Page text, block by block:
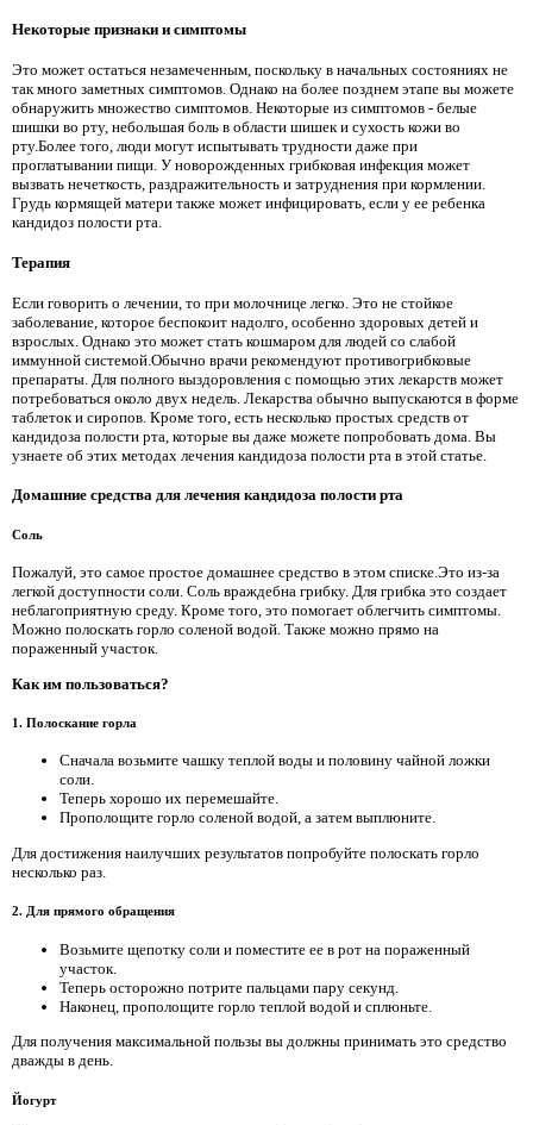
Некоторые признаки и симптомы
Это может остаться незамеченным, поскольку в начальных состояниях не
так много заметных симптомов. Однако на более позднем этапе вы можете
обнаружить множество симптомов. Некоторые из симптомов - белые
шишки во рту, небольшая боль в области шишек и сухость кожи во
рту.Более того, люди могут испытывать трудности даже при
проглатывании пищи. У новорожденных грибковая инфекция может
вызвать нечеткость, раздражительность и затруднения при кормлении.
Грудь кормящей матери также может инфицировать, если у ее ребенка
кандидоз полости рта.
Терапия
Если говорить о лечении, то при молочнице легко. Это не стойкое
заболевание, которое беспокоит надолго, особенно здоровых детей и
взрослых. Однако это может стать кошмаром для людей со слабой
иммунной системой.Обычно врачи рекомендуют противогрибковые
препараты. Для полного выздоровления с помощью этих лекарств может
потребоваться около двух недель. Лекарства обычно выпускаются в форме
таблеток и сиропов. Кроме того, есть несколько простых средств от
кандидоза полости рта, которые вы даже можете попробовать дома. Вы
узнаете об этих методах лечения кандидоза полости рта в этой статье.
Домашние средства для лечения кандидоза полости рта
Соль
Пожалуй, это самое простое домашнее средство в этом списке.Это из-за
легкой доступности соли. Соль враждебна грибку. Для грибка это создает
неблагоприятную среду. Кроме того, это помогает облегчить симптомы.
Можно полоскать горло соленой водой. Также можно прямо на
пораженный участок.
Как им пользоваться?
1. Полоскание горла
Сначала возьмите чашку теплой воды и половину чайной ложки
соли.
Теперь хорошо их перемешайте.
Прополощите горло соленой водой, а затем выплюните.
Для достижения наилучших результатов попробуйте полоскать горло
несколько раз.
2. Для прямого обращения
Возьмите щепотку соли и поместите ее в рот на пораженный
участок.
Теперь осторожно потрите пальцами пару секунд.
Наконец, прополощите горло теплой водой и сплюньте.
Для получения максимальной пользы вы должны принимать это средство
дважды в день.
Йогурт